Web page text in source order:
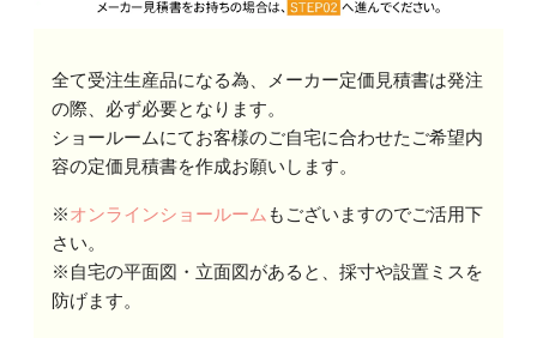
全て受注生産品になる為、メーカー定価見積書は発注
の際、必ず必要となります。
ショールームにてお客様のご自宅に合わせたご希望内
容の定価見積書を作成お願いします。
※オンラインショールーム もございますのでご活用下
さい。
※自宅の平面図・立面図があると、採寸や設置ミスを
防げます。